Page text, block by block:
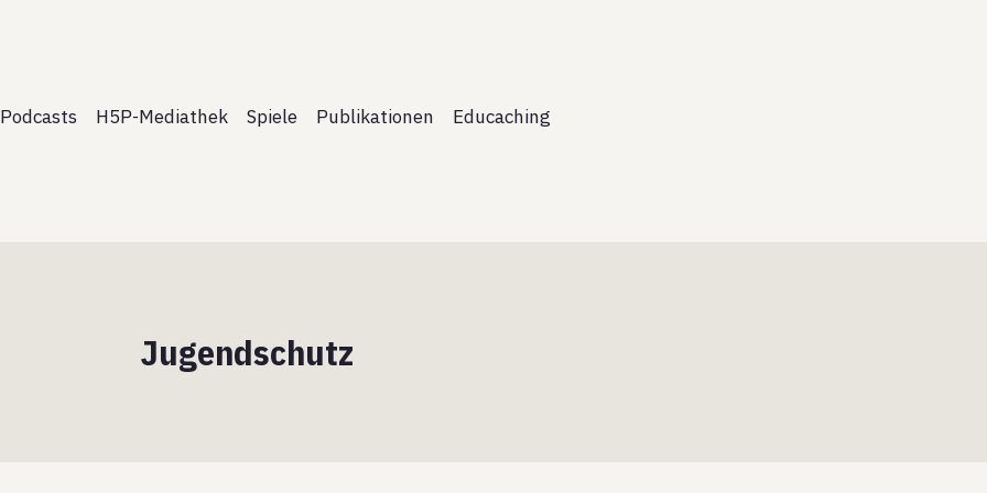
Podcasts H5P-Mediathek Spiele Publikationen Educaching
Jugendschutz